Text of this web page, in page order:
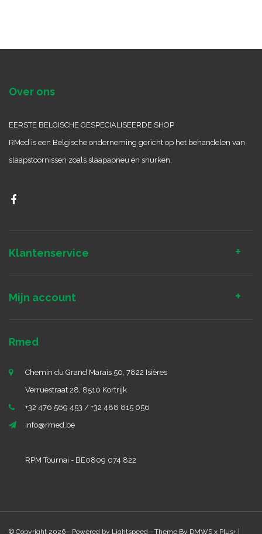
Over ons
EERSTE BELGISCHE GESPECIALISEERDE SHOP
RMed is een Belgische onderneming gericht op het behandelen van
slaapstoornissen zoals slaapapneu en snurken.
Klantenservice
Mijn account
Rmed
Chemin du Grand Marais 50, 7822 Isières
Verruestraat 28, 8510 Kortrijk
+32 476 569 453 / +32 488 815 056
info@rmed.be
RPM Tournai - BE0809 074 822
© Copyright 2026 - Powered by Lightspeed - Theme By DMWS x Plus+